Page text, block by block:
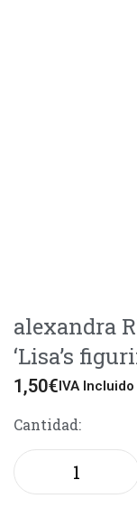
alexandra
‘Lisa’s
1,50€IVA Incluido
Cantidad: